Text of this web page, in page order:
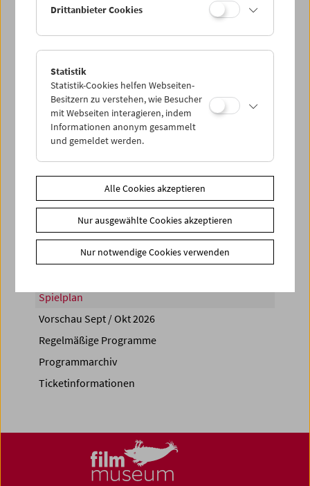
PROGRAMM ÜBERBLICK
Share on
Spielplan
Vorschau Sept / Okt 2026
Regelmäßige Programme
Programmarchiv
Ticketinformationen
Drittanbieter Cookies
Statistik
Statistik-Cookies helfen Webseiten-
Besitzern zu verstehen, wie Besucher
mit Webseiten interagieren, indem
Informationen anonym gesammelt
und gemeldet werden.
Alle Cookies akzeptieren
Nur ausgewählte Cookies akzeptieren
Nur notwendige Cookies verwenden